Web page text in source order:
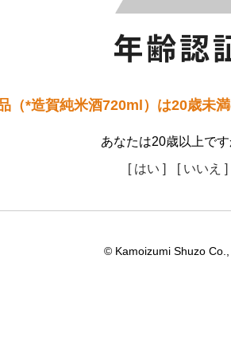
（*造賀純米酒720ml）は20歳未
あなたは20歳以上です
[ はい ]
[ いいえ ]
© Kamoizumi Shuzo Co.,